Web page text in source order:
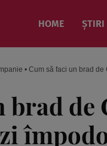
HOME ȘTIRI
• Cum să faci un brad
brad